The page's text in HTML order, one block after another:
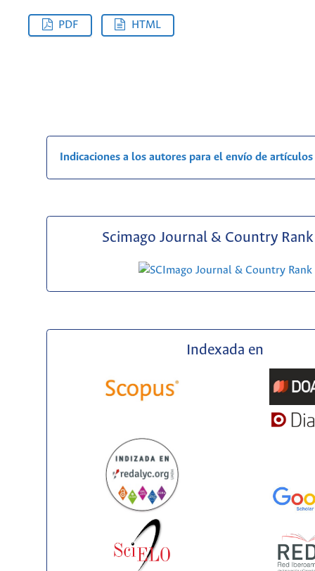
PDF HTML
Indicaciones a los autores para el envío de artículos
Scimago Journal & Country Rank
Indexada en